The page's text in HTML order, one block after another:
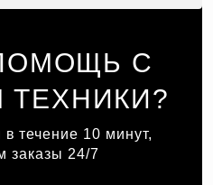
С
течение 10 минут,
заказы 24/7